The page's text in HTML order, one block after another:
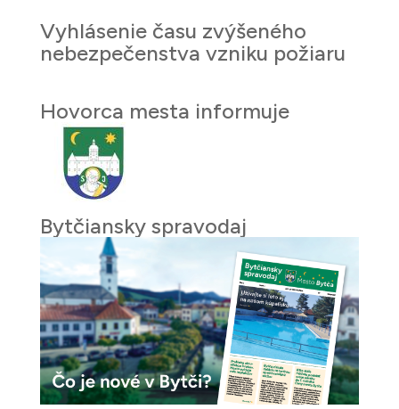
Vyhlásenie času zvýšeného
nebezpečenstva vzniku požiaru
Hovorca mesta informuje
Bytčiansky spravodaj